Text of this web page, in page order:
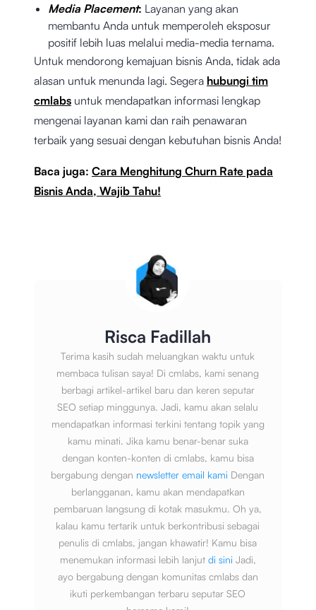
Media Placement: Layanan yang akan
membantu Anda untuk memperoleh eksposur
positif lebih luas melalui media-media ternama.
Untuk mendorong kemajuan bisnis Anda, tidak ada
alasan untuk menunda lagi. Segera hubungi tim
cmlabs untuk mendapatkan informasi lengkap
mengenai layanan kami dan raih penawaran
terbaik yang sesuai dengan kebutuhan bisnis Anda!
Baca juga: Cara Menghitung Churn Rate pada
Bisnis Anda, Wajib Tahu!
Risca Fadillah
Terima kasih sudah meluangkan waktu untuk
membaca tulisan saya! Di cmlabs, kami senang
berbagi artikel-artikel baru dan keren seputar
SEO setiap minggunya. Jadi, kamu akan selalu
mendapatkan informasi terkini tentang topik yang
kamu minati. Jika kamu benar-benar suka
dengan konten-konten di cmlabs, kamu bisa
bergabung dengan newsletter email kami Dengan
berlangganan, kamu akan mendapatkan
pembaruan langsung di kotak masukmu. Oh ya,
kalau kamu tertarik untuk berkontribusi sebagai
penulis di cmlabs, jangan khawatir! Kamu bisa
menemukan informasi lebih lanjut di sini Jadi,
ayo bergabung dengan komunitas cmlabs dan
ikuti perkembangan terbaru seputar SEO